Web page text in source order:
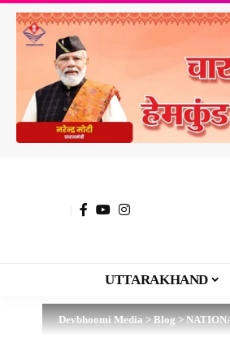
UTTARAKHAND
Devbhoomi Media>Blog>